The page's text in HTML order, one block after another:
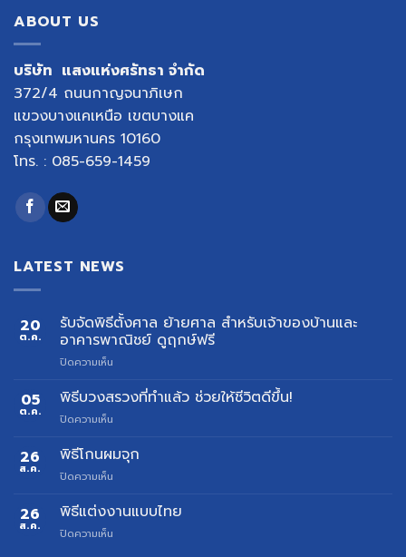
ABOUT US
บริษัท แสงแห่งศรัทธา จำกัด
372/4 ถนนกาญจนาภิเษก
แขวงบางแคเหนือ เขตบางแค
กรุงเทพมหานคร 10160
โทร. : 085-659-1459
LATEST NEWS
20
ต.ค.
รับจัดพิธีตั้งศาล ย้ายศาล สำหรับเจ้าของบ้านและ
อาคารพาณิชย์ ดูฤกษ์ฟรี
ปิดความเห็น
จัด
ย้าย
บ้าน
05
ต.ค.
พิธีบวงสรวงที่ทำแล้ว ช่วยให้ชีวิตดีขึ้น!
ปิดความเห็น
บวงสรวง
ช่วย
26
ส.ค.
พิธีโกนผมจุก
ปิดความเห็น
โกน
26
ส.ค.
พิธีแต่งงานแบบไทย
ปิดความเห็น